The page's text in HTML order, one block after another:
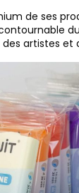
de ses
des artistes et